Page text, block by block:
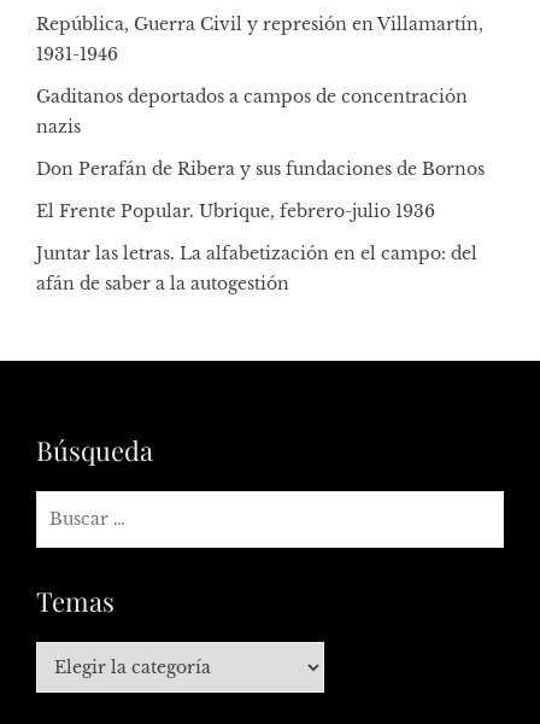
República, Guerra Civil y represión en Villamartín,
1931-1946
Gaditanos deportados a campos de concentración
nazis
Don Perafán de Ribera y sus fundaciones de Bornos
El Frente Popular. Ubrique, febrero-julio 1936
Juntar las letras. La alfabetización en el campo: del
afán de saber a la autogestión
Búsqueda
Temas